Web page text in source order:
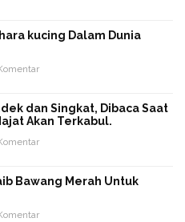
kucing Dalam Dunia
dan Singkat, Dibaca Saat
Akan Terkabul.
Bawang Merah Untuk